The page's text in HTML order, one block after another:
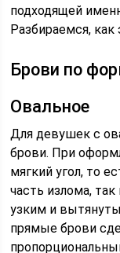
подходящей
Разбираемся, как
Брови по
Овальное
Для девушек с
брови. При
мягкий угол, то
часть излома,
узким и
прямые брови